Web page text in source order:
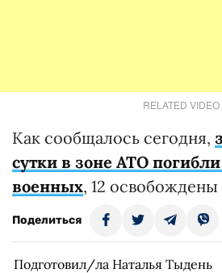
RELATED VIDEO
Как сообщалось сегодня,
сутки в зоне АТО
военных, 12 освобождены
Поделиться
Подготовил/ла Наталья Тыдень